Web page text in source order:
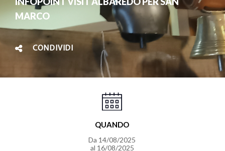
MARCO
CONDIVIDI
QUANDO
Da 14/08/2025
al 16/08/2025